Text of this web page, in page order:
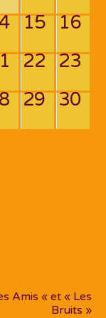
15 16
22 23
29 30
Amis « et « Les
Bruits »